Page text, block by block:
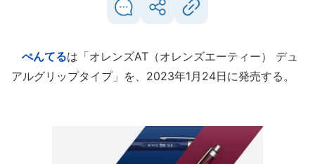
ぺんてるは「オレンズAT（オレンズエーティー） デュ
アルグリップタイプ」を、2023年1月24日に発売する。